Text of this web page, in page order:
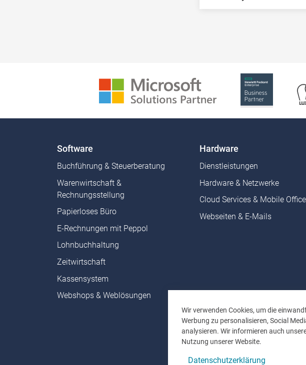
Wir verwenden Cookies, um die
Werbung zu personalisieren, Social
analysieren. Wir informieren auch
Nutzung unserer Website.
Datenschutzerklärung
Software
Buchführung & Steuerberatung
Warenwirtschaft &
Rechnungsstellung
Papierloses Büro
E-Rechnungen mit Peppol
Lohnbuchhaltung
Zeitwirtschaft
Kassensystem
Webshops & Weblösungen
Hardware
Dienstleistungen
Hardware & Netzwerke
Cloud Services & Mobile Office
Webseiten & E-Mails